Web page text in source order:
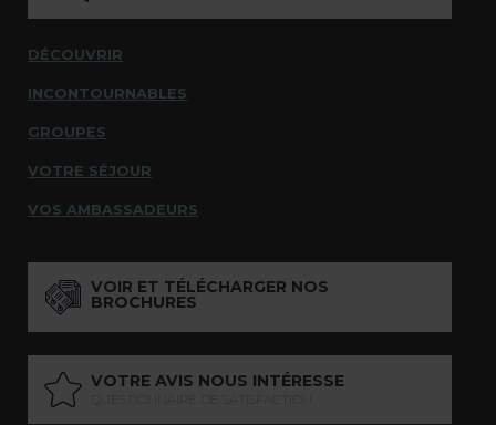
DÉCOUVRIR
INCONTOURNABLES
GROUPES
VOTRE SÉJOUR
VOS AMBASSADEURS
VOIR ET TÉLÉCHARGER NOS
BROCHURES
VOTRE AVIS NOUS INTÉRESSE